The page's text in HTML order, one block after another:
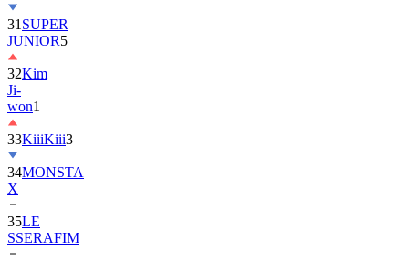
31 SUPER
JUNIOR5
32Kim
Ji-
won1
33KiiiKiii3
34MONSTA
X
35LE
SSERAFIM